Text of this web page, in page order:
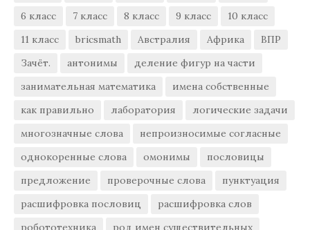
6 класс
7 класс 8 класс 9 класс
10 класс
11 класс
bricsmath Австралия Африка
ВПР
Зачёт.
антонимы
деление фигур на части
занимательная математика
имена собственные
как правильно
лаборатория
логические задачи
многозначные слова
непроизносимые согласные
однокоренные слова
омонимы
пословицы
предложение
проверочные слова
пунктуация
расшифровка пословиц
расшифровка слов